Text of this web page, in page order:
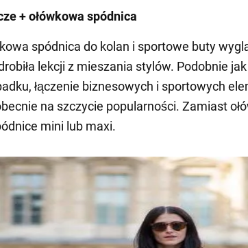
+ ołówkowa spódnica
spódnica do kolan i sportowe buty
lekcji z mieszania stylów. Podobnie
łączenie biznesowych i sportowych
na szczycie popularności. Zamiast
mini lub maxi.